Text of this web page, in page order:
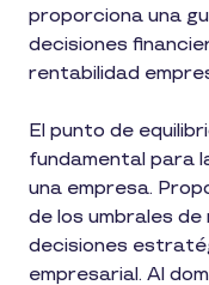
proporciona una
decisiones
rentabilidad
El punto de
fundamental para
una empresa.
de los umbrales
decisiones
empresarial. Al